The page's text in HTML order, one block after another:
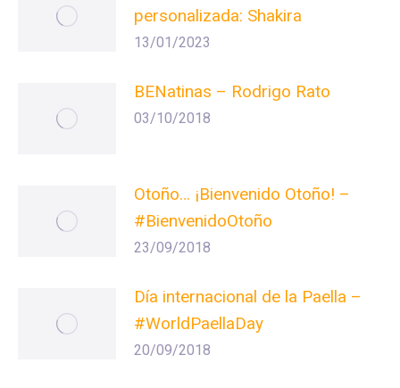
personalizada: Shakira
13/01/2023
BENatinas – Rodrigo Rato
03/10/2018
Otoño… ¡Bienvenido Otoño! –
#BienvenidoOtoño
23/09/2018
Día internacional de la Paella –
#WorldPaellaDay
20/09/2018